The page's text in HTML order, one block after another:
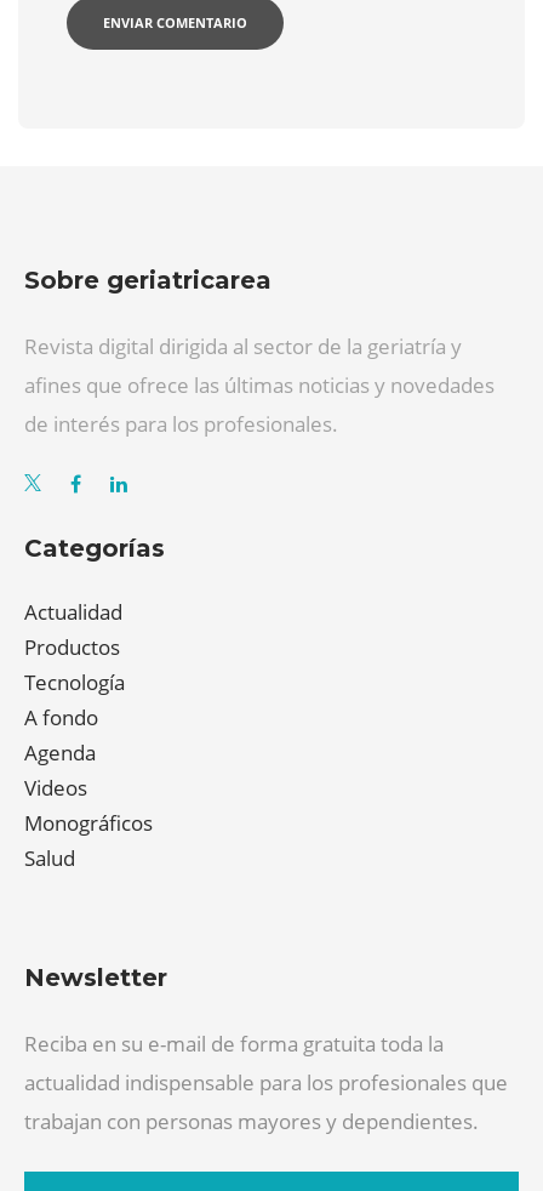
Sobre geriatricarea
Revista digital dirigida al sector de la geriatría y
afines que ofrece las últimas noticias y novedades
de interés para los profesionales.
Categorías
Actualidad
Productos
Tecnología
A fondo
Agenda
Videos
Monográficos
Salud
Newsletter
Reciba en su e-mail de forma gratuita toda la
actualidad indispensable para los profesionales que
trabajan con personas mayores y dependientes.